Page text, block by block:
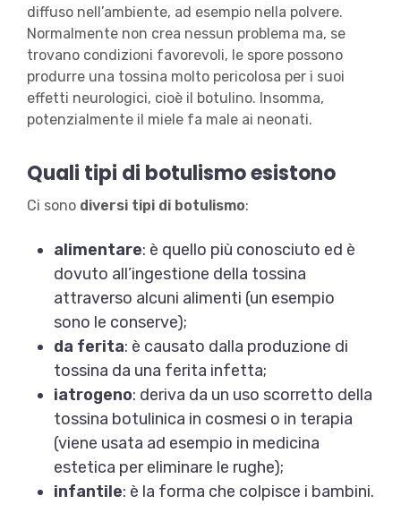
diffuso nell’ambiente, ad esempio nella polvere.
Normalmente non crea nessun problema ma, se
trovano condizioni favorevoli, le spore possono
produrre una tossina molto pericolosa per i suoi
effetti neurologici, cioè il botulino. Insomma,
potenzialmente il miele fa male ai neonati.
Quali tipi di botulismo esistono
Ci sono diversi tipi di botulismo:
alimentare: è quello più conosciuto ed è
dovuto all’ingestione della tossina
attraverso alcuni alimenti (un esempio
sono le conserve);
da ferita: è causato dalla produzione di
tossina da una ferita infetta;
iatrogeno: deriva da un uso scorretto della
tossina botulinica in cosmesi o in terapia
(viene usata ad esempio in medicina
estetica per eliminare le rughe);
infantile: è la forma che colpisce i bambini.